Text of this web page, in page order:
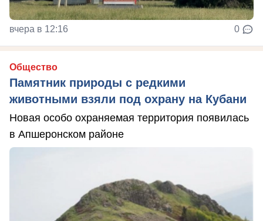
вчера в 12:16 0
Общество
Памятник природы с редкими
животными взяли под охрану на Кубани
Новая особо охраняемая территория появилась
в Апшеронском районе